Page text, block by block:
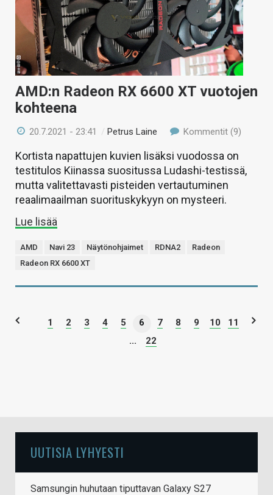
AMD:n Radeon RX 6600 XT vuotojen
kohteena
20.7.2021 - 23:41 / Petrus Laine Kommentit (9)
Kortista napattujen kuvien lisäksi vuodossa on
testitulos Kiinassa suositussa Ludashi-testissä,
mutta valitettavasti pisteiden vertautuminen
reaalimaailman suorituskykyyn on mysteeri.
Lue lisää
AMD Navi 23 Näytönohjaimet RDNA2
Radeon
Radeon RX 6600 XT
1 2 3 4 5 6 7 8 9 10
11
...
22
UUTISIA LYHYESTI
Samsungin huhutaan tiputtavan Galaxy S27